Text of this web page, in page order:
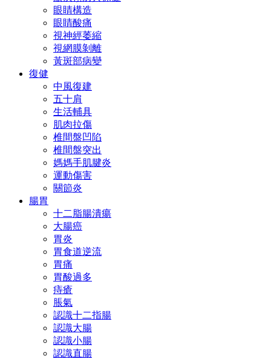
眼睛構造
眼睛酸痛
視神經萎縮
視網膜剝離
黃斑部病變
復健
中風復建
五十肩
生活輔具
肌肉拉傷
椎間盤凹陷
椎間盤突出
媽媽手肌腱炎
運動傷害
關節炎
腸胃
十二脂腸潰瘍
大腸癌
胃炎
胃食道逆流
胃痛
胃酸過多
痔瘡
脹氣
認識十二指腸
認識大腸
認識小腸
認識直腸